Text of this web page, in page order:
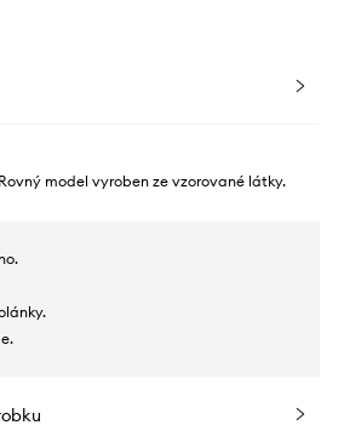
model vyroben ze vzorované látky.